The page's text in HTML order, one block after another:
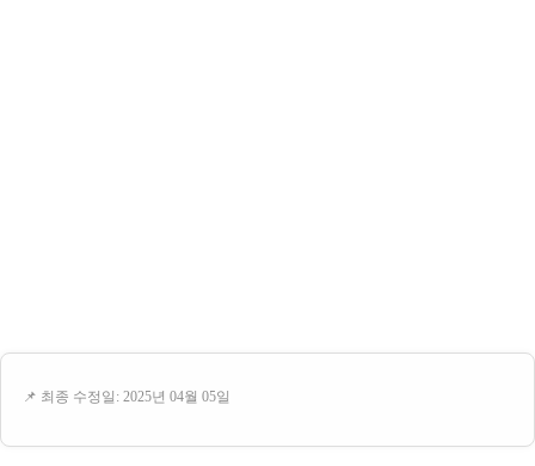
📌 최종 수정일: 2025년 04월 05일